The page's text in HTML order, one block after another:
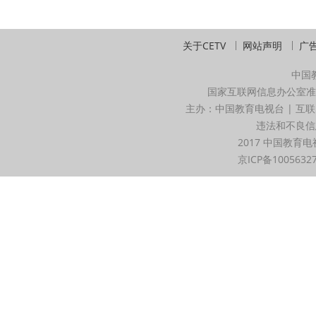
关于CETV 网站声明 广
中国
国家互联网信息办公室
主办：中国教育电视台 | 互
违法和不良
2017 中国教育
京ICP备